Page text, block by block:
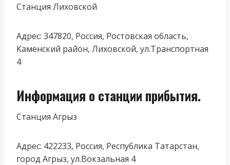
Станция Лиховской
Адрес: 347820, Россия, Ростовская область,
Каменский район, Лиховской, ул.Транспортная
4
Информация о станции прибытия.
Станция Агрыз
Адрес: 422233, Россия, Республика Татарстан,
город Агрыз, ул.Вокзальная 4